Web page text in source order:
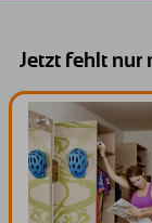
Jetzt fehlt nur